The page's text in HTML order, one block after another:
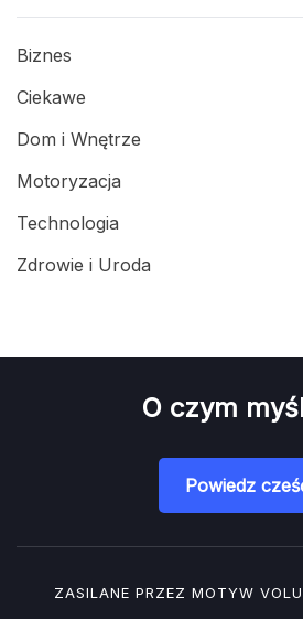
Biznes
Ciekawe
Dom i Wnętrze
Motoryzacja
Technologia
Zdrowie i Uroda
O czym
Powiedz
ZASILANE PRZEZ MOTYW